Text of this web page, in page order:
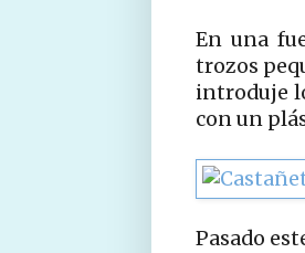
En una
trozos
introduje
con un
Pasado